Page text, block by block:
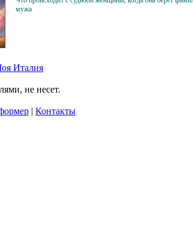
мужа
Италия
не несет.
| Контакты